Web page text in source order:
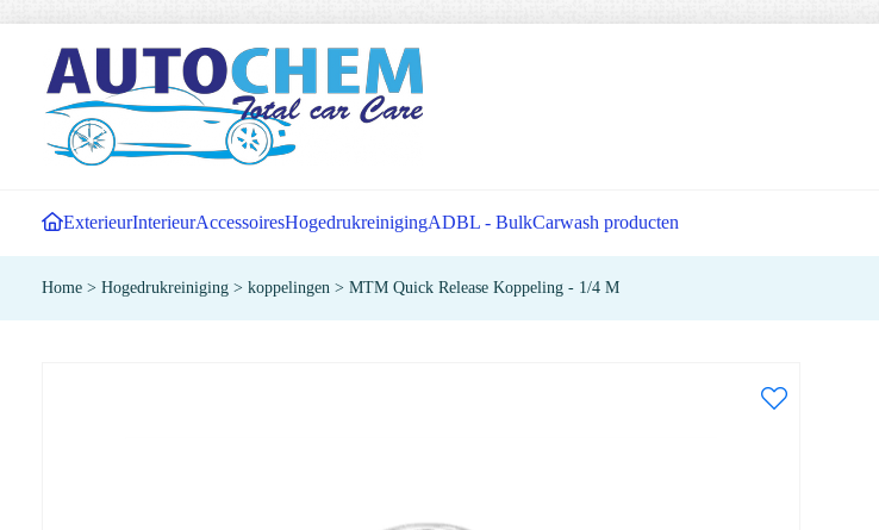
ExterieurInterieurAccessoiresHogedrukreinigingADBL - BulkCarwash producten
Home > Hogedrukreiniging > koppelingen > MTM Quick Release Koppeling - 1/4 M